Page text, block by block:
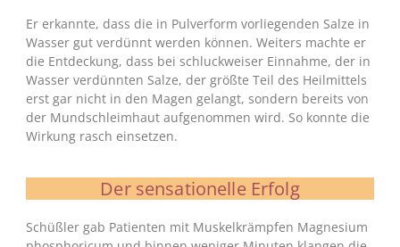
Er erkannte, dass die in Pulverform vorliegenden Salze in
Wasser gut verdünnt werden können. Weiters machte er
die Entdeckung, dass bei schluckweiser Einnahme, der in
Wasser verdünnten Salze, der größte Teil des Heilmittels
erst gar nicht in den Magen gelangt, sondern bereits von
der Mundschleimhaut aufgenommen wird. So konnte die
Wirkung rasch einsetzen.
Der sensationelle Erfolg
Schüßler gab Patienten mit Muskelkrämpfen Magnesium